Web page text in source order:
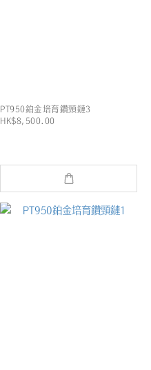
PT950鉑金培育鑽頸鏈3
HK$8,500.00